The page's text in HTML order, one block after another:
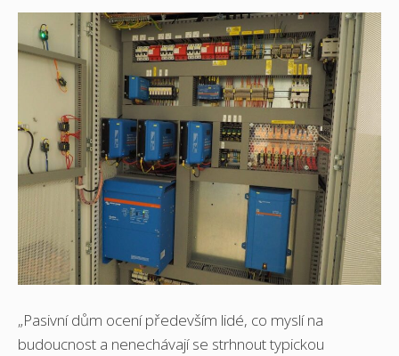
„Pasivní dům ocení především lidé, co myslí na
budoucnost a nenechávají se strhnout typickou